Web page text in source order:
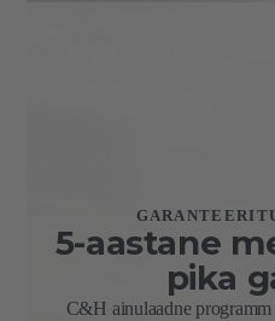
5-aastane
pika
C&H ainulaadne programm